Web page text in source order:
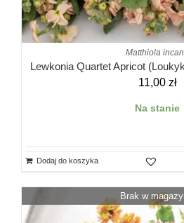
Matthiola
Lewkonia Quartet Apricot
11,00 zł
Na stanie
Dodaj do koszyka
Brak w